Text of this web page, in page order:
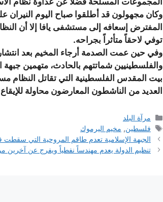
وكان مجهولون قد أطلقوا صباح اليوم النيران
المفترض إسعافه إلى مستشفى يافا إلا أن
توفي لاحقاً متأثراً بجراحه.
وفي حين عمت الصدمة أرجاء المخيم بعد
والفلسطينيين شماتتهم بالحادث، متهمين
بيت المقدس الفلسطينية التي تقاتل النظام
العديد من الناشطون المعارضون محاولة
التصنيفات
مرآة البلد
الوسوم
فلسطين, مخيم اليرموك
الجبهة الإسلامية تعدم طاقم المروحية التي
تنظيم الدولة يعدم مهندساً نفطياً ويفرج عن آخرين